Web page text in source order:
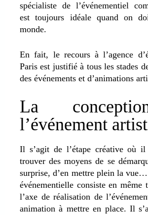
spécialiste de l’événementiel
est toujours idéale quand on
monde.
En fait, le recours à l’agence
Paris est justifié à tous les stades
des événements et d’animations
La
l’événement
Il s’agit de l’étape créative où
trouver des moyens de se
surprise, d’en mettre plein la
événementielle consiste en même
l’axe de réalisation de
animation à mettre en place. Il